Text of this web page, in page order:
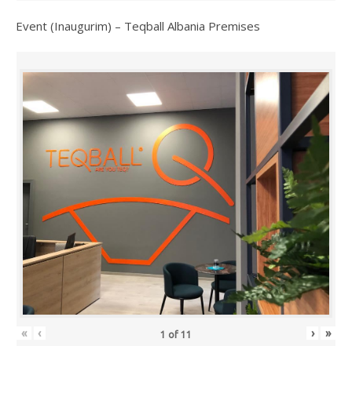
Event (Inaugurim) – Teqball Albania Premises
« ‹ 1 of 11 › »